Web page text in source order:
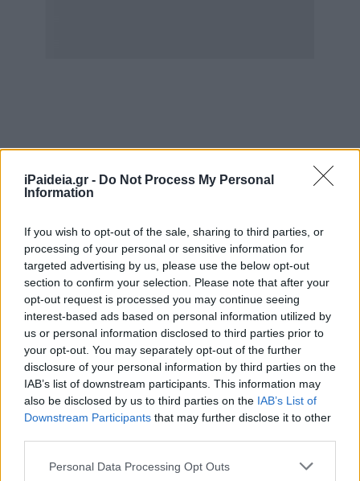
iPaideia.gr - Do Not Process My Personal
Information
If you wish to opt-out of the sale, sharing to third parties, or
processing of your personal or sensitive information for
targeted advertising by us, please use the below opt-out
section to confirm your selection. Please note that after your
opt-out request is processed you may continue seeing
interest-based ads based on personal information utilized by
us or personal information disclosed to third parties prior to
your opt-out. You may separately opt-out of the further
disclosure of your personal information by third parties on the
IAB’s list of downstream participants. This information may
also be disclosed by us to third parties on the IAB’s List of
Downstream Participants that may further disclose it to other
Please note that this website/app uses one or more Google
Personal Data Processing Opt Outs
Tο Υπουργείο έστειλε εγκύκλιο στις Διευθύνσεις
Εκπαίδευσης με το οποίο ζητά να
και την Τρίτη 8 Νοεμβρίου. Στη συνέχεια, οι
Περιφερειακές Διευθύνσεις Εκπαίδευσης θα έχουν
προθεσμία μέχρι και την Τετάρτη 9 Νοεμβρίου να
καταχωρίσουν τα κενά αυτά.
Γίνεται προσπάθεια ναπραγματοποιηθούν οι
προσλήψεις στο τέλος της ερχόμενης εβδομάδας
χωρίς, ωστόσο, να είναι βέβαιο ότι θα τα καταφέρουν.
Για οτιδήποτε νεότερο θα επανέλθουμε με νεότερη
Διαβάστε επίσης